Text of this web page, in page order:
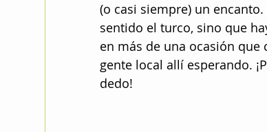
(o casi siempre) un
sentido el turco, sino que
en más de una ocasión que
gente local allí esperando.
dedo!